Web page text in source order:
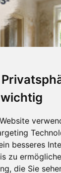
besseres
zu
die Sie
-
GARTEN -
GELD
,Kauf